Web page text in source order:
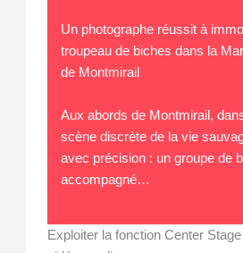
Un photographe réussit à
troupeau de biches dans la
de Montmirail
Aux abords de Montmirail,
scène discrète de la vie
avec précision : un groupe de
accompagné…
Exploiter la fonction Center